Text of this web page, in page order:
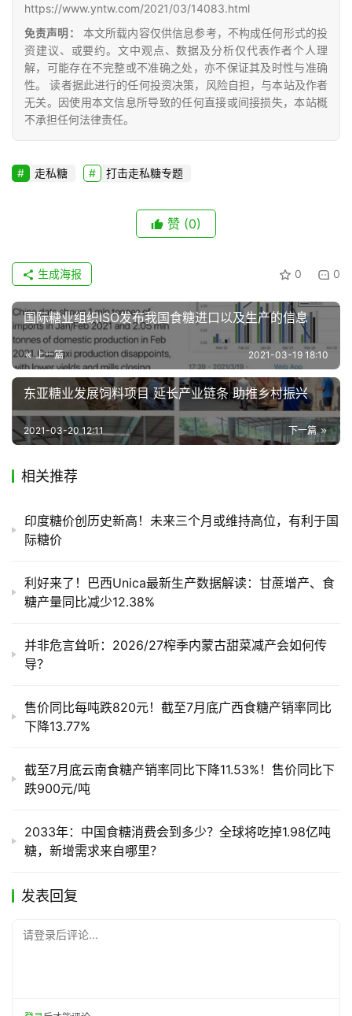
产
销
储
运
https://www.yntw.com/2021/03/14083.html
免责声明：
本文所载内容仅供信息参考，不构成任何形式的投
资建议、或要约。文中观点、数据及分析仅代表作者个人理
解，可能存在不完整或不准确之处，亦不保证其及时性与准确
性。 读者据此进行的任何投资决策，风险自担，与本站及作者
无关。因使用本文信息所导致的任何直接或间接损失，本站概
不承担任何法律责任。
走私糖 打击走私糖专题
赞 (0)
0 0
生成海报
国际糖业组织ISO发布我国食糖进口以及生产的信息
上一篇 2021-03-19 18:10
东亚糖业发展饲料项目 延长产业链条 助推乡村振兴
下一篇
2021-03-20 12:11
相关推荐
印度糖价创历史新高！未来三个月或维持高位，有利于国
际糖价
利好来了！巴西Unica最新生产数据解读：甘蔗增产、食
糖产量同比减少12.38%
并非危言耸听：2026/27榨季内蒙古甜菜减产会如何传
导？
售价同比每吨跌820元！截至7月底广西食糖产销率同比
下降13.77%
截至7月底云南食糖产销率同比下降11.53%！售价同比下
跌900元/吨
2033年：中国食糖消费会到多少？全球将吃掉1.98亿吨
糖，新增需求来自哪里？
发表回复
请登录后评论...